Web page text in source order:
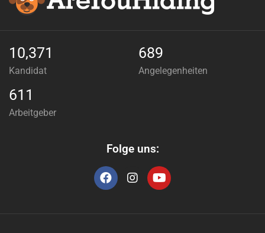
10,371
Kandidat
689
Angelegenheiten
611
Arbeitgeber
Folge uns: